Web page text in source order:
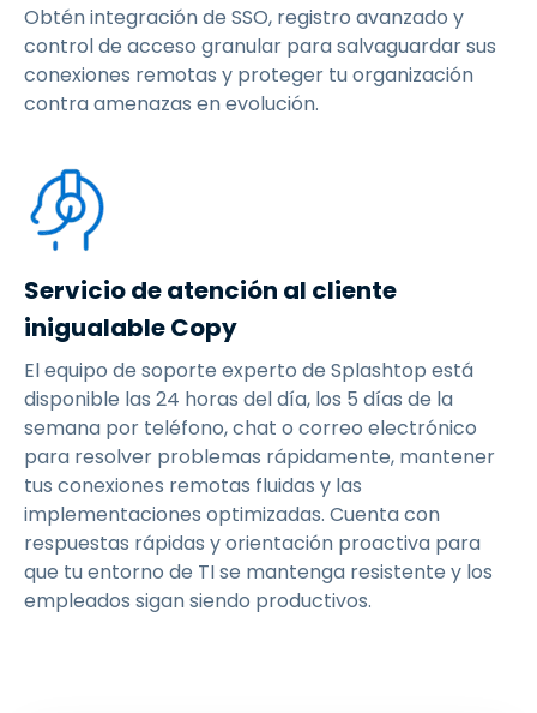
Obtén integración de SSO, registro avanzado y
control de acceso granular para salvaguardar sus
conexiones remotas y proteger tu organización
contra amenazas en evolución.
Servicio de atención al cliente
inigualable Copy
El equipo de soporte experto de Splashtop está
disponible las 24 horas del día, los 5 días de la
semana por teléfono, chat o correo electrónico
para resolver problemas rápidamente, mantener
tus conexiones remotas fluidas y las
implementaciones optimizadas. Cuenta con
respuestas rápidas y orientación proactiva para
que tu entorno de TI se mantenga resistente y los
empleados sigan siendo productivos.